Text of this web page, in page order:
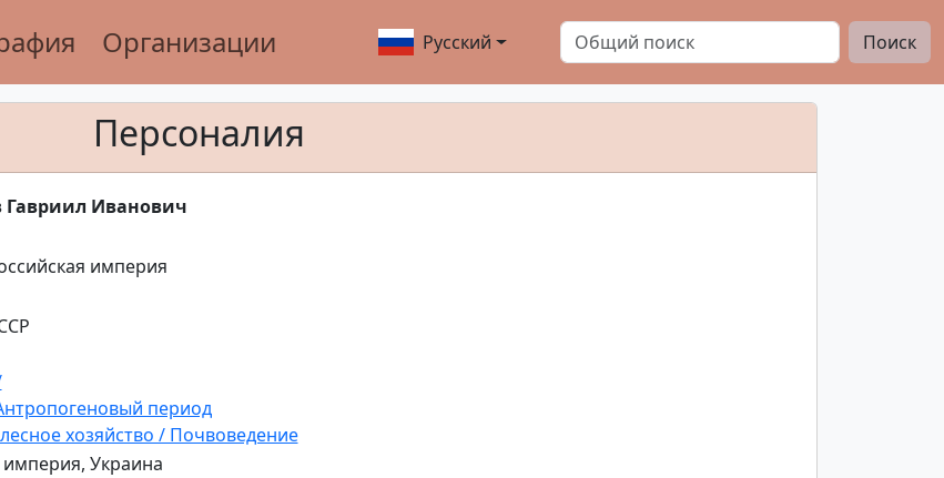
Организации Русский Поиск
Персоналия
Гавриил Иванович
империя
период
хозяйство / Почвоведение
империя, Украина